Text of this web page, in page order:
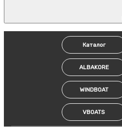
Каталог
ALBAKORE
WINDBOAT
VBOATS